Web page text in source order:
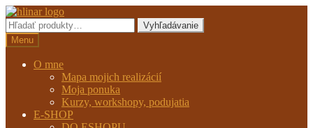
Preskočiť
na
navigáciu
Preskočiť
na
obsah
Hľadať:
Vyhľadávanie
Menu
O mne
Mapa mojich realizácií
Moja ponuka
Kurzy, workshopy, podujatia
E-SHOP